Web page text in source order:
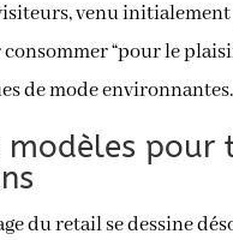
venu initialement
“pour le
de mode environnantes.
modèles pour
du retail se dessine